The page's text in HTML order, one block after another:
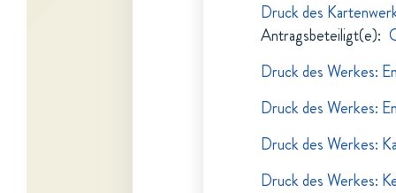
Druck des
Antragsbeteiligt(e):
Druck des Werkes:
Druck des Werkes:
Druck des Werkes:
Druck des Werkes: